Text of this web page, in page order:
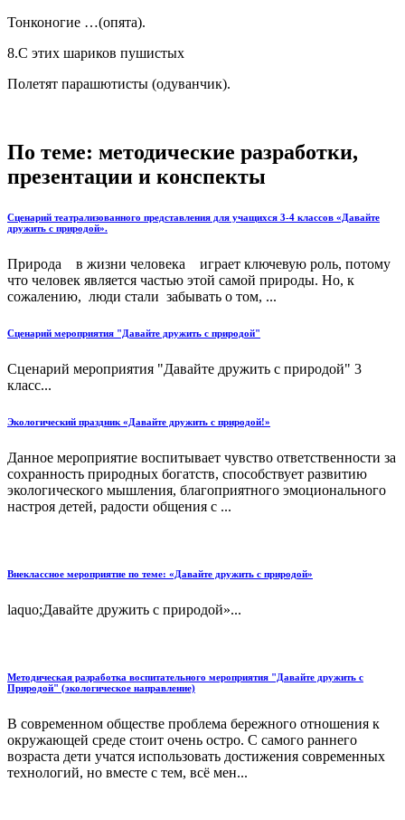
Тонконогие …(опята).
8.С этих шариков пушистых
Полетят парашютисты (одуванчик).
По теме: методические разработки,
презентации и конспекты
Сценарий театрализованного представления для учащихся 3-4 классов «Давайте
дружить с природой».
Природа в жизни человека играет ключевую роль, потому
что человек является частью этой самой природы. Но, к
сожалению, люди стали забывать о том, ...
Сценарий мероприятия "Давайте дружить с природой"
Сценарий мероприятия "Давайте дружить с природой" 3
класс...
Экологический праздник «Давайте дружить с природой!»
Данное мероприятие воспитывает чувство ответственности за
сохранность природных богатств, способствует развитию
экологического мышления, благоприятного эмоционального
настроя детей, радости общения с ...
Внеклассное мероприятие по теме: «Давайте дружить с природой»
laquo;Давайте дружить с природой»...
Методическая разработка воспитательного мероприятия "Давайте дружить с
Природой" (экологическое направление)
В современном обществе проблема бережного отношения к
окружающей среде стоит очень остро. С самого раннего
возраста дети учатся использовать достижения современных
технологий, но вместе с тем, всё мен...